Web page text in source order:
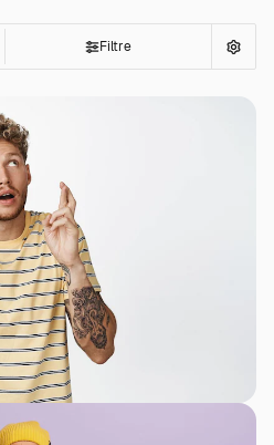
Filtre